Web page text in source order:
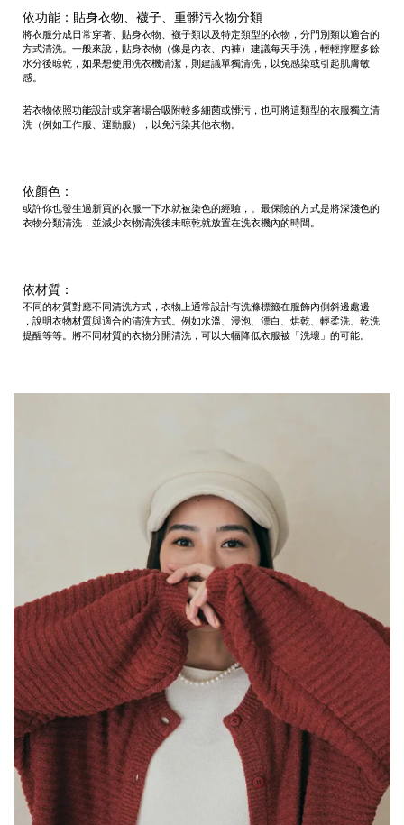
依功能：貼身衣物、襪子、重髒污衣物分類
將衣服分成日常穿著、貼身衣物、襪子類以及特定類型的衣物，分門別類以適合的
方式清洗。一般來說，貼身衣物（像是內衣、內褲）建議每天手洗，輕輕擰壓多餘
水分後晾乾，如果想使用洗衣機清潔，則建議單獨清洗，以免感染或引起肌膚敏
感。
若衣物依照功能設計或穿著場合吸附較多細菌或髒污，也可將這類型的衣服獨立清
洗（例如工作服、運動服），以免污染其他衣物。
依顏色：
或許你也發生過新買的衣服一下水就被染色的經驗，。最保險的方式是將深淺色的
衣物分類清洗，並減少衣物清洗後未晾乾就放置在洗衣機內的時間。
依材質：
不同的材質對應不同清洗方式，衣物上通常設計有洗滌標籤在服飾內側斜邊處邊
，說明衣物材質與適合的清洗方式。例如水溫、浸泡、漂白、烘乾、輕柔洗、 乾洗
提醒等等。將不同材質的衣物分開清洗，可以大幅降低衣服被「洗壞」的可能。